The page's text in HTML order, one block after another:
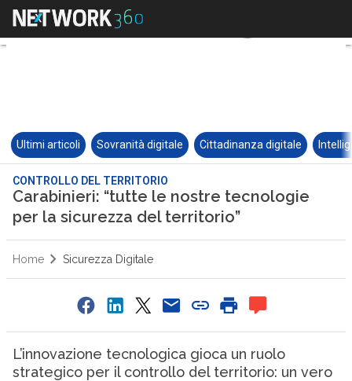
Ultimi articoli Sovranità digitale Cittadinanza digitale
CONTROLLO DEL TERRITORIO
Carabinieri: “tutte le nostre tecnologie
per la sicurezza del territorio”
Home Sicurezza Digitale
L’innovazione tecnologica gioca un ruolo
strategico per il controllo del territorio: un vero